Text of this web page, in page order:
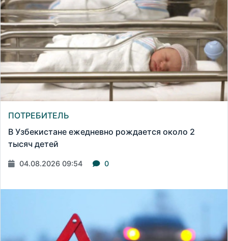
ПОТРЕБИТЕЛЬ
В Узбекистане ежедневно рождается около 2
тысяч детей
04.08.2026 09:54 0